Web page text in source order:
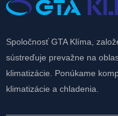
Spoločnosť GTA Klíma,
sústreďuje prevažne na
klimatizácie. Ponúkame
klimatizácie a chladenia.